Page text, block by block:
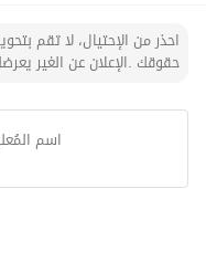
شاشة ذكية
اشتراك نتفلكس
مناسب للإيجار اليومي
احذر من الإحتيال، لا تقم
حقوقك .الإعلان عن الغير
اسم